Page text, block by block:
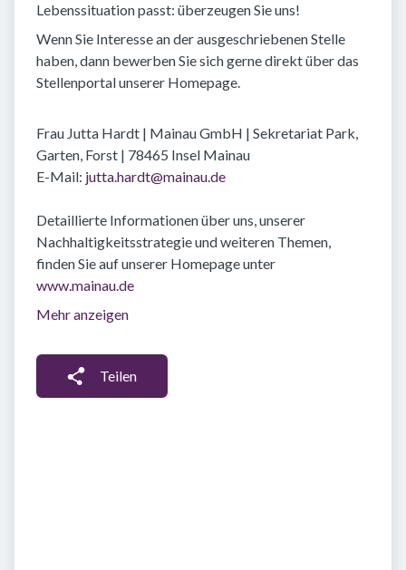
Lebenssituation passt: überzeugen Sie uns!
Wenn Sie Interesse an der ausgeschriebenen Stelle
haben, dann bewerben Sie sich gerne direkt über das
Stellenportal unserer Homepage.
Frau Jutta Hardt | Mainau GmbH | Sekretariat Park,
Garten, Forst | 78465 Insel Mainau
E-Mail: jutta.hardt@mainau.de
Detaillierte Informationen über uns, unserer
Nachhaltigkeitsstrategie und weiteren Themen,
finden Sie auf unserer Homepage unter
www.mainau.de
Mehr anzeigen
Teilen